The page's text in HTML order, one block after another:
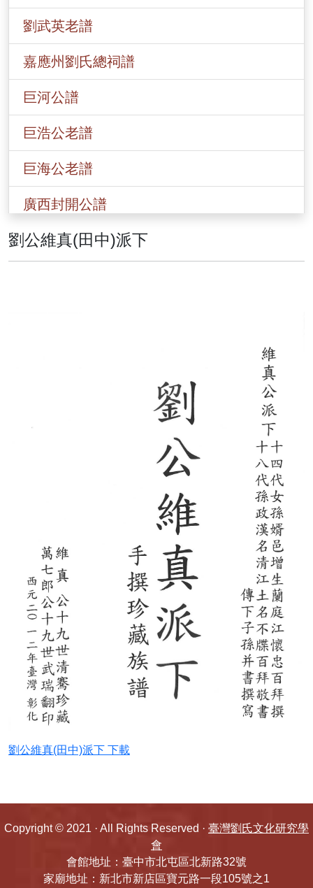
劉武英老譜
嘉應州劉氏總祠譜
巨河公譜
巨浩公老譜
巨海公老譜
廣西封開公譜
香港劉氏總譜(一九○八)年
新界粉嶺區馬尾吓簡頭村劉氏族譜
劉永富主編西元一九六一年
龍川族譜
五忠堂先祖傳略
劉氏1988年村雅(南投竹山)
劉氏大宗譜(1989年福建上杭元龍公)(台中土
牛)
劉氏大宗譜(一九九三年)
劉氏宗譜(莊吳玉圖)(1986)
劉氏宗譜1989巨漢(五溝水)
友明公譜(上杭)
劉公維真(田中)派下
劉公維真(田中)派下 下載
Copyright © 2021 · All Rights Reserved · 臺灣劉氏文化研究學
會
會館地址：臺中市北屯區北新路32號
家廟地址：新北市新店區寶元路一段105號之1